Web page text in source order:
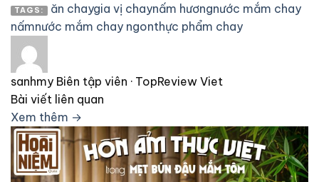
TAGS: ăn chaygia vị chaynấm hươngnước mắm chay
nấmnước mắm chay ngonthực phẩm chay
sanhmy Biên tập viên · TopReview Viet
Bài viết liên quan
Xem thêm →